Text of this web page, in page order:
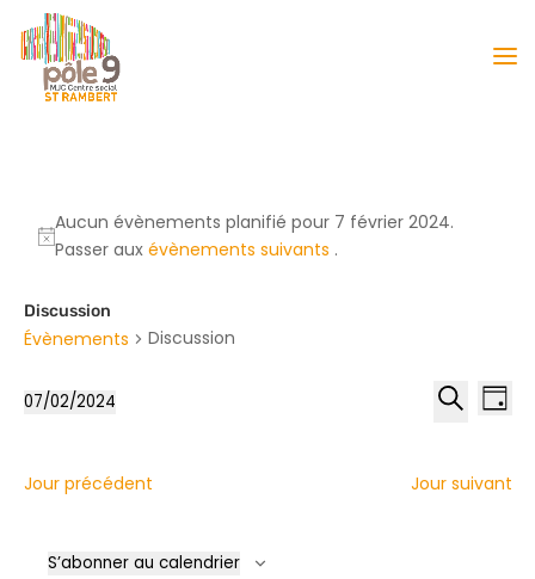
Aucun évènements planifié pour 7 février 2024.
Passer aux évènements suivants .
Discussion
Évènements Discussion
de
de
Jour
07/02/2024
date.
Jour précédent Jour suivant
S’abonner au calendrier